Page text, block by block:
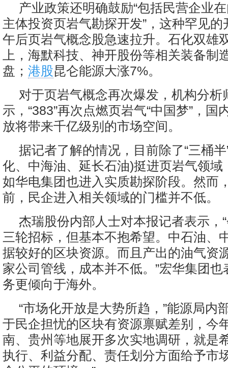
产业政策还明确鼓励“包括民营企业
主体投资页岩气勘探开发”，这种罕见
午后页岩气概念股急速拉升。石化双雄
上，海默科技、神开股份等相关装备制
盘； 港股昆仑能源大涨7%。
对于页岩气概念再次爆发，机构分析
示，“383”再次点燃页岩气“中国梦”，国
放将带来千亿级别的市场空间。
据记者了解的情况，目前除了“三桶
化、中海油、延长石油)挺进页岩气领域
如华电集团也进入实质勘探阶段。然而
前，民企进入相关领域的门槛并不低。
杰瑞股份内部人士对本报记者表示，
三轮招标，但基本不抱希望。中石油、
据较好的区块资源。而且产出的油气资
家公司管线，成本并不低。”宏华集团
务更倾向于海外。
“市场化开放是大势所趋，”能源局内
于民企担忧的区块有资源禀赋差别，今
南、贵州等地展开多次实地调研，就是
执行、利益分配、责任划分方面给予市